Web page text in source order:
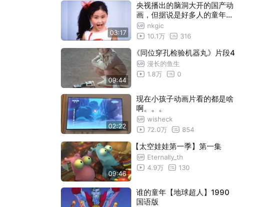
03:17
央视播出的脑洞大开的国产动
画，但据说是好多人的童年阴
影，你还记得它们么（太阳之
子、邋遢大王、魔方大厦）
nkgic
10.1万
316
09:44
《同位穿孔检验机器丸》片段4
漫长的鱼生
1.8万
0
02:22
现在小孩子动画片看的都是啥
啊。。。
wisheck
72.0万
854
09:46
【太空娃娃第一季】第一集
Eternally_th
4.9万
130
谁的童年【地球超人】1990
国语版